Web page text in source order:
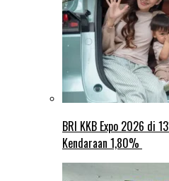
BRI KKB Expo 2026 di
Kendaraan 1,80%